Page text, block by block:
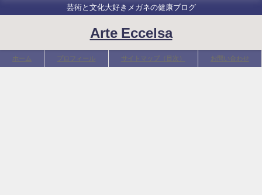
芸術と文化大好きメガネの健康ブログ
Arte Eccelsa
ホーム プロフィール サイトマップ（目次） お問い合わせ